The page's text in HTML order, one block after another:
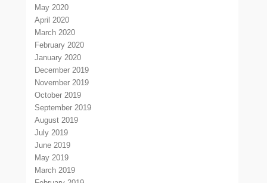
May 2020
April 2020
March 2020
February 2020
January 2020
December 2019
November 2019
October 2019
September 2019
August 2019
July 2019
June 2019
May 2019
March 2019